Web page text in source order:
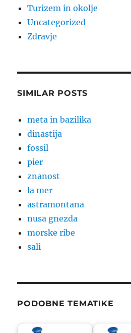
Turizem in okolje
Uncategorized
Zdravje
SIMILAR POSTS
meta in bazilika
dinastija
fossil
pier
znanost
la mer
astramontana
nusa gnezda
morske ribe
sali
PODOBNE TEMATIKE